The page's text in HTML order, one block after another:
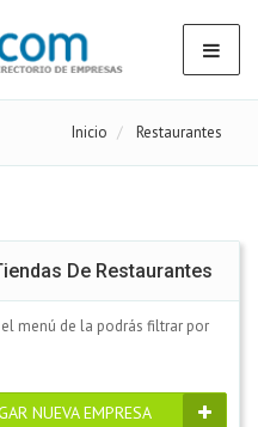
Inicio Restaurantes
De Restaurantes
el menú de la podrás filtrar por
NUEVA EMPRESA